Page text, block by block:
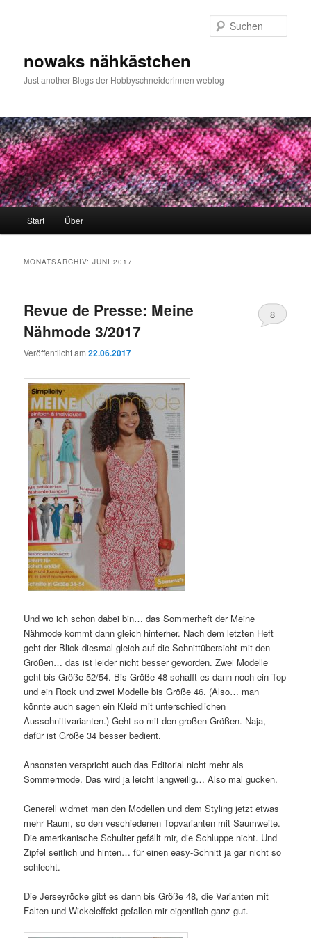
nowaks nähkästchen
Just another Blogs der Hobbyschneiderinnen weblog
Start Über
MONATSARCHIV:JUNI 2017
Revue de Presse: Meine
Nähmode 3/2017
Veröffentlicht am22.06.2017
8
Und wo ich schon dabei bin… das Sommerheft der Meine
Nähmode kommt dann gleich hinterher. Nach dem letzten Heft
geht der Blick diesmal gleich auf die Schnittübersicht mit den
Größen… das ist leider nicht besser geworden. Zwei Modelle
geht bis Größe 52/54. Bis Größe 48 schafft es dann noch ein Top
und ein Rock und zwei Modelle bis Größe 46. (Also… man
könnte auch sagen ein Kleid mit unterschiedlichen
Ausschnittvarianten.) Geht so mit den großen Größen. Naja,
dafür ist Größe 34 besser bedient.
Ansonsten verspricht auch das Editorial nicht mehr als
Sommermode. Das wird ja leicht langweilig… Also mal gucken.
Generell widmet man den Modellen und dem Styling jetzt etwas
mehr Raum, so den veschiedenen Topvarianten mit Saumweite.
Die amerikanische Schulter gefällt mir, die Schluppe nicht. Und
Zipfel seitlich und hinten… für einen easy-Schnitt ja gar nicht so
schlecht.
Die Jerseyröcke gibt es dann bis Größe 48, die Varianten mit
Falten und Wickeleffekt gefallen mir eigentlich ganz gut.